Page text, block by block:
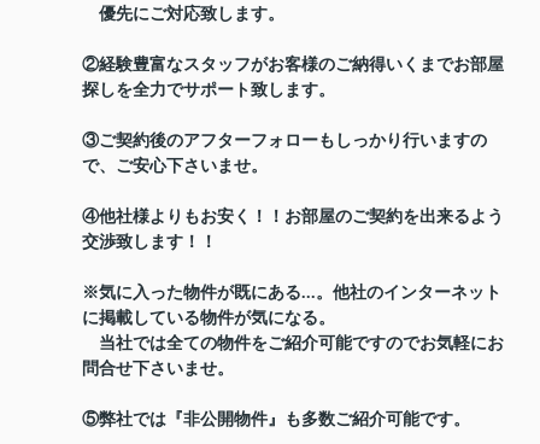
優先にご対応致します。
②経験豊富なスタッフがお客様のご納得いくまでお部屋
探しを全力でサポート致します。
③ご契約後のアフターフォローもしっかり行いますの
で、ご安心下さいませ。
④他社様よりもお安く！！お部屋のご契約を出来るよう
交渉致します！！
※気に入った物件が既にある...。他社のインターネット
に掲載している物件が気になる。
当社では全ての物件をご紹介可能ですのでお気軽にお
問合せ下さいませ。
⑤弊社では『非公開物件』も多数ご紹介可能です。